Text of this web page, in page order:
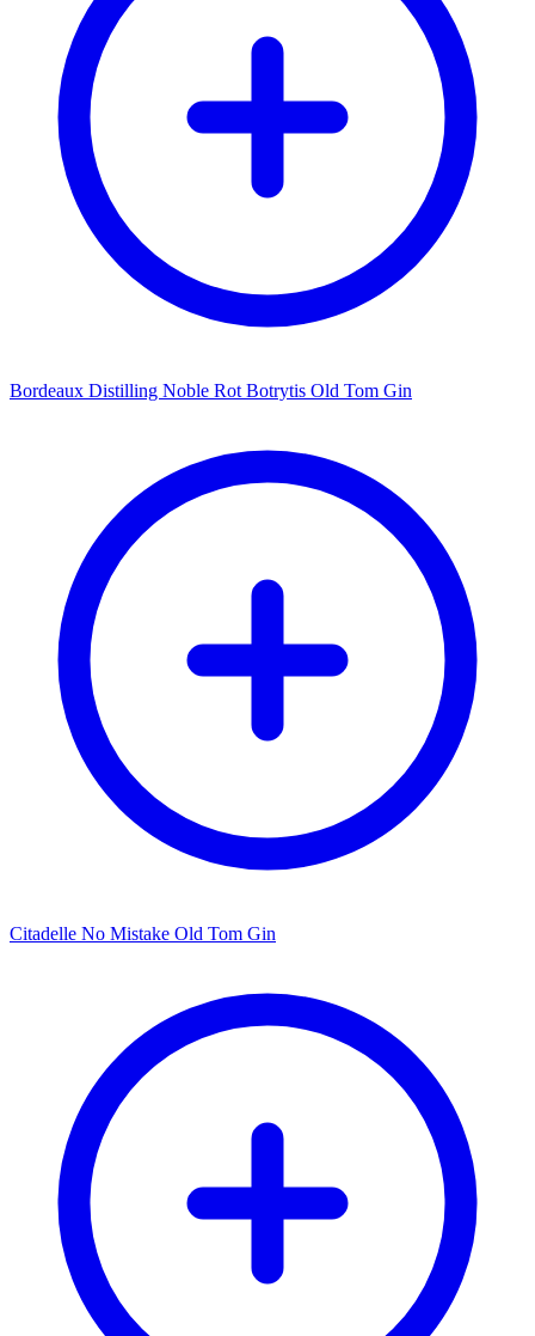
Bordeaux Distilling Noble Rot Botrytis Old Tom Gin
Citadelle No Mistake Old Tom Gin